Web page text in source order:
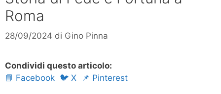
Roma
28/09/2024 di Gino Pinna
Condividi questo articolo:
📘 Facebook 🐦 X 📌 Pinterest